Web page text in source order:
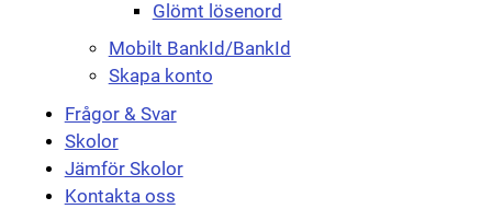
Glömt lösenord
Mobilt BankId/BankId
Skapa konto
Frågor & Svar
Skolor
Jämför Skolor
Kontakta oss